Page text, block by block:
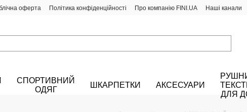
оферта Політика конфіденційності Про компанію FINI.UA Наші канали
СПОРТИВНИЙ
ОДЯГ
ШКАРПЕТКИ АКСЕСУАРИ
ДЛЯ